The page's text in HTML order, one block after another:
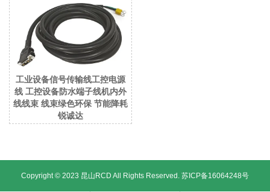
工业设备信号传输线工控电源
线 工控设备防水端子线机内外
线线束 线束绿色环保 节能降耗
锐诚达
Copyright © 2023 昆山RCD All Rights Reserved. 苏ICP备16064248号